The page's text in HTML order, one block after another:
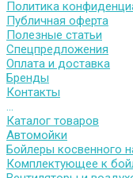
Политика
Публичная оферта
Полезные статьи
Спецпредложения
Оплата и доставка
Бренды
Контакты
...
Каталог товаров
Автомойки
Бойлеры косвенного
Комплектующее к